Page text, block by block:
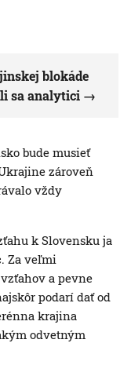
blokáde
sa analytici
bude musieť
zároveň
vždy
k Slovensku ja
Za veľmi
a pevne
podarí dať od
krajina
odvetným